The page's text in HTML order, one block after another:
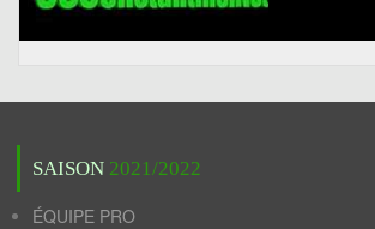
SAISON 2021/2022
ÉQUIPE PRO